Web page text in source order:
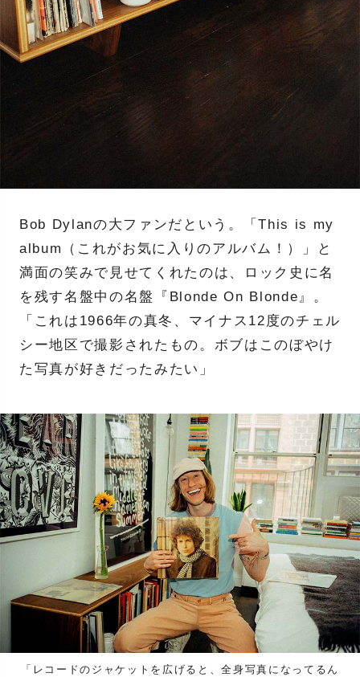
Bob Dylanの大ファンだという。「This is my
album（これがお気に入りのアルバム！）」と
満面の笑みで見せてくれたのは、ロック史に名
を残す名盤中の名盤『Blonde On Blonde』。
「これは1966年の真冬、マイナス12度のチェル
シー地区で撮影されたもの。ボブはこのぼやけ
た写真が好きだったみたい」
「レコードのジャケットを広げると、全身写真になってるん